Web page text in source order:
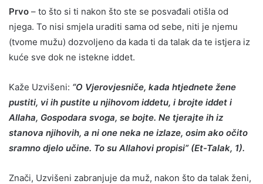
Prvo – to što si ti nakon što ste se posvađali otišla od
njega. To nisi smjela uraditi sama od sebe, niti je njemu
(tvome mužu) dozvoljeno da kada ti da talak da te istjera iz
kuće sve dok ne istekne iddet.
Kaže Uzvišeni: “O Vjerovjesniče, kada htjednete žene
pustiti, vi ih pustite u njihovom iddetu, i brojte iddet i
Allaha, Gospodara svoga, se bojte. Ne tjerajte ih iz
stanova njihovih, a ni one neka ne izlaze, osim ako očito
sramno djelo učine. To su Allahovi propisi” (Et-Talak, 1).
Znači, Uzvišeni zabranjuje da muž, nakon što da talak ženi,